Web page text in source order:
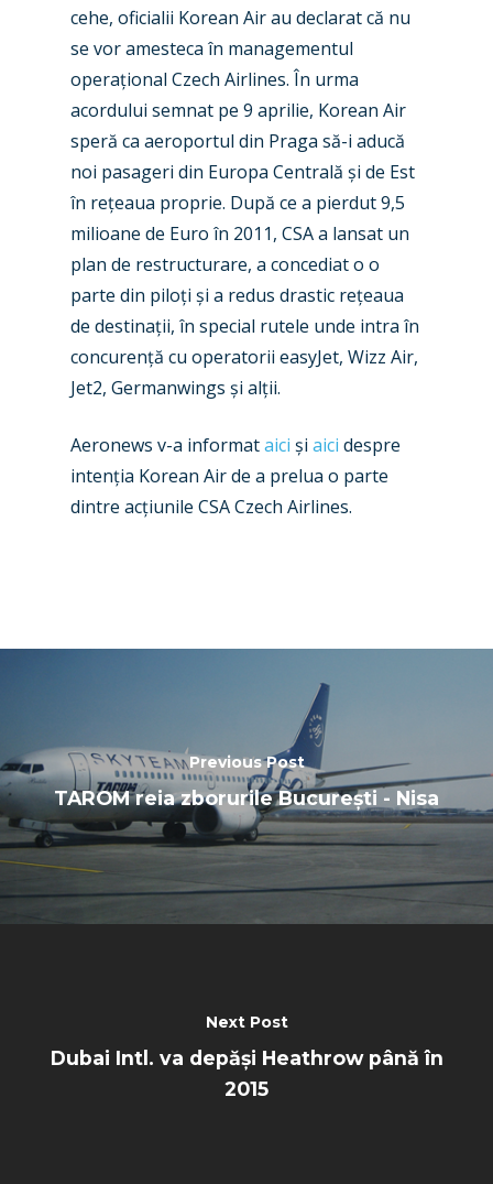
cehe, oficialii Korean Air au declarat că nu
se vor amesteca în managementul
operațional Czech Airlines. În urma
acordului semnat pe 9 aprilie, Korean Air
speră ca aeroportul din Praga să-i aducă
noi pasageri din Europa Centrală și de Est
în rețeaua proprie. După ce a pierdut 9,5
milioane de Euro în 2011, CSA a lansat un
plan de restructurare, a concediat o o
parte din piloți și a redus drastic rețeaua
de destinații, în special rutele unde intra în
concurență cu operatorii easyJet, Wizz Air,
Jet2, Germanwings și alții.
Aeronews v-a informataici și aici despre
intenția Korean Air de a prelua o parte
dintre acțiunile CSA Czech Airlines.
Previous Post
TAROM reia zborurile București - Nisa
Next Post
Dubai Intl. va depăși Heathrow până în
2015
New Routes
Industry
Accidents / Incidents
Airshows
Dubai 2025
Paris 2025
Dubai 2019
Paris 2019
Business Jets
Military
Trip Reports
Jobs
Contact